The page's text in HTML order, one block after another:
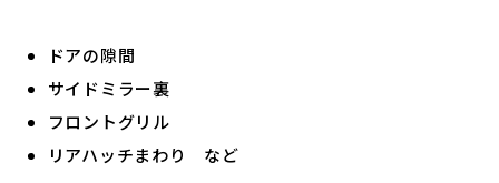
ドアの隙間
サイドミラー裏
フロントグリル
リアハッチまわり など